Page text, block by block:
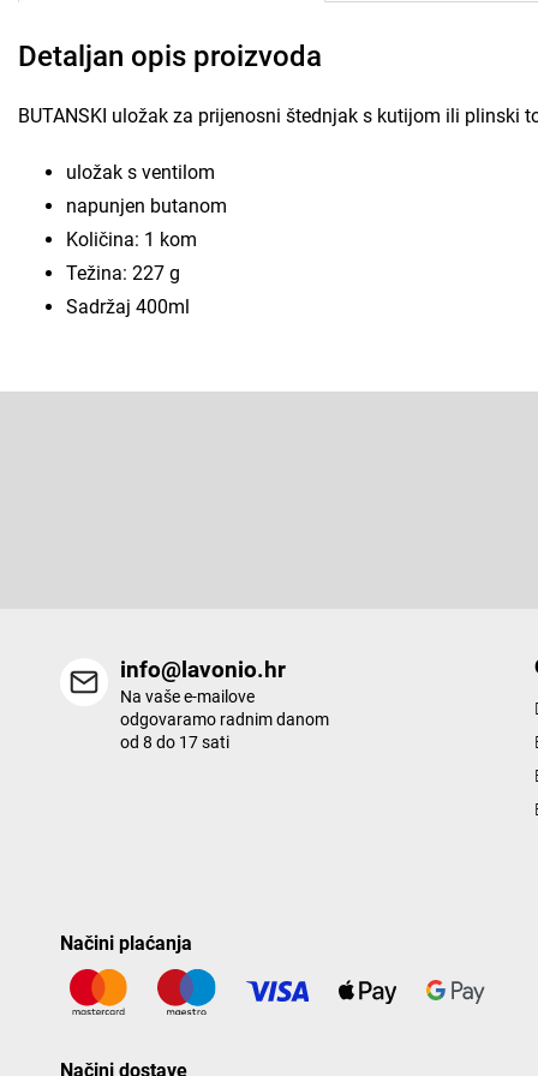
Detaljan opis proizvoda
BUTANSKI uložak za prijenosni štednjak s kutijom ili plinski
uložak s ventilom
napunjen butanom
Količina: 1 kom
Težina: 227 g
Sadržaj 400ml
info@lavonio.hr
Na vaše e-mailove
odgovaramo radnim danom
od 8 do 17 sati
Načini plaćanja
Načini dostave